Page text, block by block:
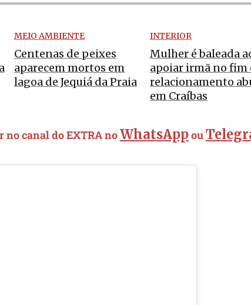
MEIO AMBIENTE
Centenas de peixes
aparecem mortos em
lagoa de Jequiá da Praia
INTERIOR
Mulher é baleada
apoiar irmã no fim
relacionamento
em Craíbas
no canal do EXTRA noWhatsAppou